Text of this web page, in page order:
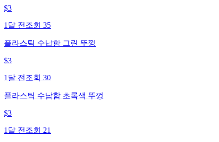
$3
1달 전 조회 35
플라스틱 수납함 그린 뚜껑
$3
1달 전 조회 30
플라스틱 수납함 초록색 뚜껑
$3
1달 전 조회 21